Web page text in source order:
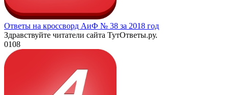
Ответы на кроссворд АиФ № 38 за 2018 год
Здравствуйте читатели сайта ТутОтветы.ру.
0108